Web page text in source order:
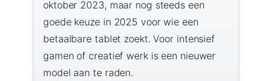
oktober 2023, maar nog steeds een
goede keuze in 2025 voor wie een
betaalbare tablet zoekt. Voor intensief
gamen of creatief werk is een nieuwer
model aan te raden.